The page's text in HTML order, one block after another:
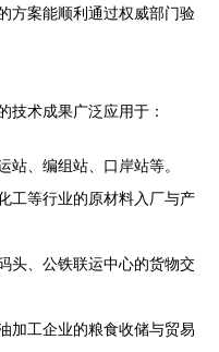
方案能顺利通过权威部门验
技术成果广泛应用于：
站、编组站、口岸站等。
工等行业的原材料入厂与产
头、公铁联运中心的货物交
加工企业的粮食收储与贸易